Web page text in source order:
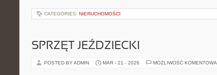
CATEGORIES: NIERUCHOMOŚCI
SPRZĘT JEŹDZIECKI
POSTED BY ADMIN MAR - 21 - 2026 MOŻLIWOŚĆ